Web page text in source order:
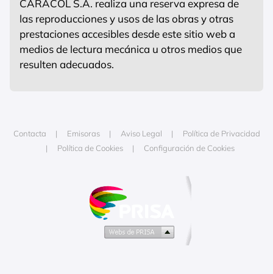
CARACOL S.A. realiza una reserva expresa de
las reproducciones y usos de las obras y otras
prestaciones accesibles desde este sitio web a
medios de lectura mecánica u otros medios que
resulten adecuados.
Contacta Emisoras Aviso Legal
Política de Privacidad
Política de Cookies
Configuración de Cookies